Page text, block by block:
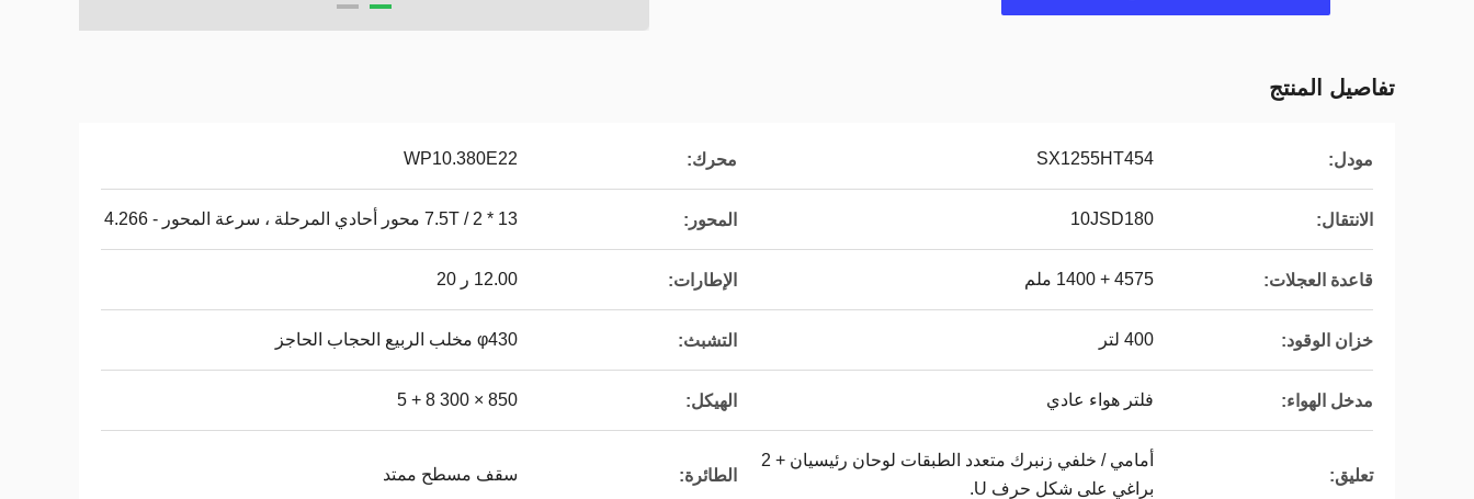
تفاصيل المنتج
مودل: SX1255HT454 محرك: WP10.380E22
الانتقال: 10JSD180 المحور: 7.5T / 2 * 13 محور أحادي المرحلة ، سرعة المحور - 4.266
قاعدة العجلات: 4575 + 1400 ملم الإطارات: 12.00 ر 20
خزان الوقود: 400 لتر التشبث: φ430 مخلب الربيع الحجاب الحاجز
مدخل الهواء: فلتر هواء عادي الهيكل: 850 × 300 8 + 5
تعليق:
أمامي / خلفي زنبرك متعدد الطبقات لوحان رئيسيان + 2
براغي على شكل حرف U.
الطائرة: سقف مسطح ممتد